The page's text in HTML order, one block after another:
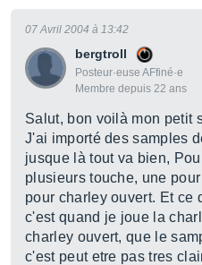
bergtroll
Posteur·euse AFfiné·e
Membre depuis 22 ans
07 Avril 2004 à 13:42
Salut, bon voilà mon petit
J'ai importé des samples
jusque là tout va bien,
plusieurs touche, une
pour charley ouvert. Et ce
c'est quand je joue la
charley ouvert, que le
c'est peut etre pas tres